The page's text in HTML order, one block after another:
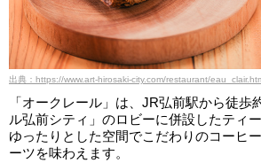
出典：https://www.art-hirosaki-city.com/restaurant/
「オークレール」は、JR弘前駅から徒歩
ル弘前シティ」のロビーに併設したティ
ゆったりとした空間でこだわりのコーヒ
ーツを味わえます。